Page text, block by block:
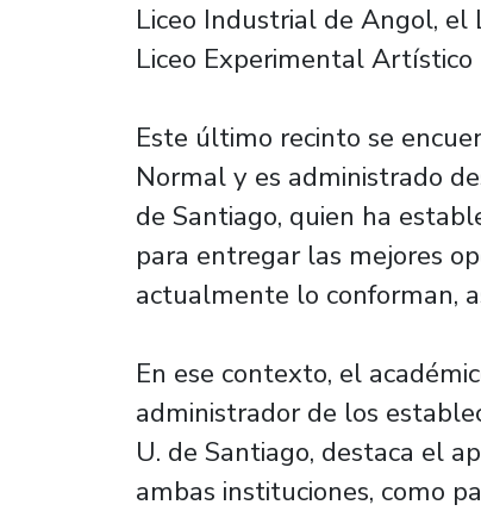
Liceo Industrial de Angol,
Liceo Experimental Artístico
Este último recinto se
Normal y es administrado
de Santiago, quien ha
para entregar las mejores
actualmente lo conforman,
En ese contexto, el
administrador de los
U. de Santiago, destaca el
ambas instituciones, como